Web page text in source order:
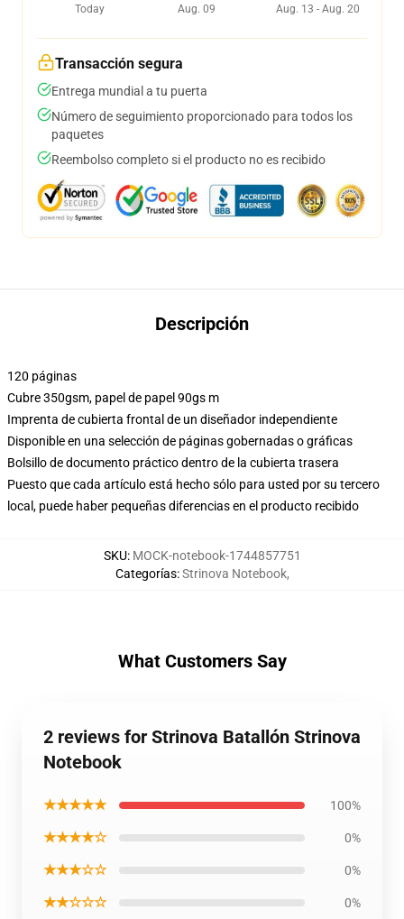
Today
Aug. 09
Aug. 13 - Aug. 20
Transacción segura
Entrega mundial a tu puerta
Número de seguimiento proporcionado para todos los
paquetes
Reembolso completo si el producto no es recibido
Descripción
120 páginas
Cubre 350gsm, papel de papel 90gs m
Imprenta de cubierta frontal de un diseñador independiente
Disponible en una selección de páginas gobernadas o gráficas
Bolsillo de documento práctico dentro de la cubierta trasera
Puesto que cada artículo está hecho sólo para usted por su tercero
local, puede haber pequeñas diferencias en el producto recibido
SKU: MOCK-notebook-1744857751
Categorías:Strinova Notebook,
What Customers Say
2 reviews for Strinova Batallón Strinova
Notebook
★★★★★ 100%
★★★★☆ 0%
★★★☆☆ 0%
★★☆☆☆ 0%